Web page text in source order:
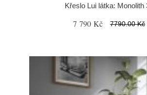
Křeslo Lui látka: Monolith
7 790 Kč 7790.00 Kč